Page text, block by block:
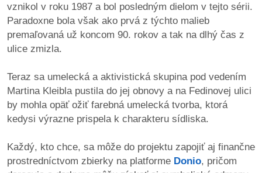
médií
vznikol v roku 1987 a bol posledným dielom v tejto sérii.
Paradoxne bola však ako prvá z týchto malieb
premaľovaná už koncom 90. rokov a tak na dlhý čas z
ulice zmizla.
Teraz sa umelecká a aktivistická skupina pod vedením
Martina Kleibla pustila do jej obnovy a na Fedinovej ulici
by mohla opäť ožiť farebná umelecká tvorba, ktorá
kedysi výrazne prispela k charakteru sídliska.
Každý, kto chce, sa môže do projektu zapojiť aj finančne
prostredníctvom zbierky na platforme Donio, pričom